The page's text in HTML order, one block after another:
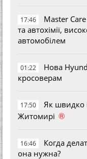
17:46
Master
та автохімії,
автомобілем
01:22
Нова
кросоверам
17:50
Як швидко
Житомирі ®
16:46
Когда
она нужна?